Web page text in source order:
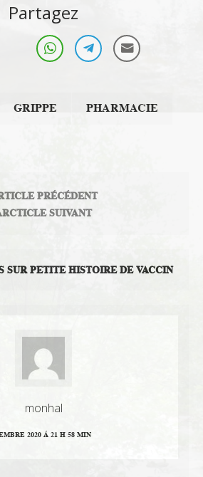
Partagez
GRIPPE PHARMACIE
PRÉCÉDENT
SUIVANT
SUR PETITE HISTOIRE DE VACCIN
monhal
2020 Á 21 H 58 MIN